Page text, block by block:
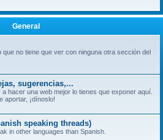
General
que no tiene que ver con ninguna otra sección del
sugerencias,...
hacer una web mejor lo tienes que exponer aquí.
aportar, ¡dínoslo!
speaking threads)
in other languages than Spanish.